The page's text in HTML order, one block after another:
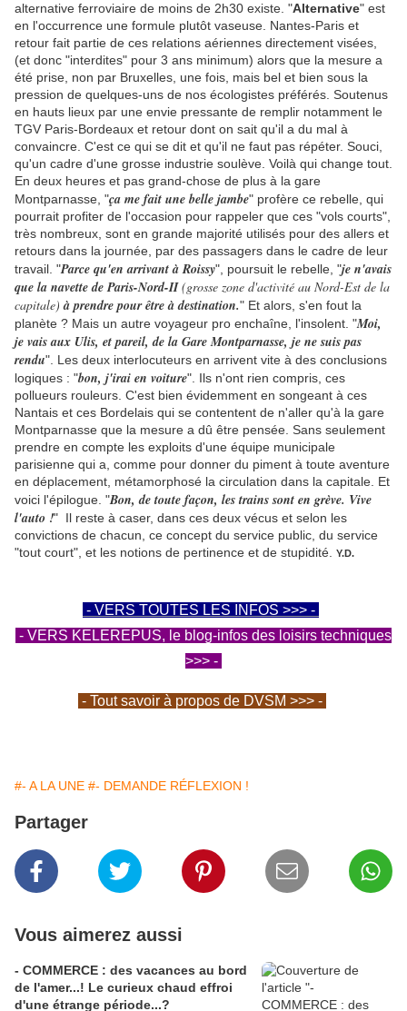
alternative ferroviaire de moins de 2h30 existe. "Alternative" est
en l'occurrence une formule plutôt vaseuse. Nantes-Paris et
retour fait partie de ces relations aériennes directement visées,
(et donc "interdites" pour 3 ans minimum) alors que la mesure a
été prise, non par Bruxelles, une fois, mais bel et bien sous la
pression de quelques-uns de nos écologistes préférés. Soutenus
en hauts lieux par une envie pressante de remplir notamment le
TGV Paris-Bordeaux et retour dont on sait qu'il a du mal à
convaincre. C'est ce qui se dit et qu'il ne faut pas répéter. Souci,
qu'un cadre d'une grosse industrie soulève. Voilà qui change tout.
En deux heures et pas grand-chose de plus à la gare
Montparnasse, "ça me fait une belle jambe" profère ce rebelle, qui
pourrait profiter de l'occasion pour rappeler que ces "vols courts",
très nombreux, sont en grande majorité utilisés pour des allers et
retours dans la journée, par des passagers dans le cadre de leur
travail. "Parce qu'en arrivant à Roissy", poursuit le rebelle, "je n'avais
que la navette de Paris-Nord-II(grosse zone d'activité au Nord-Est de la
capitale) à prendre pour être à destination." Et alors, s'en fout la
planète ? Mais un autre voyageur pro enchaîne, l'insolent. "Moi,
je vais aux Ulis, et pareil, de la Gare Montparnasse, je ne suis pas
rendu". Les deux interlocuteurs en arrivent vite à des conclusions
logiques : "bon, j'irai en voiture". Ils n'ont rien compris, ces
pollueurs rouleurs. C'est bien évidemment en songeant à ces
Nantais et ces Bordelais qui se contentent de n'aller qu'à la gare
Montparnasse que la mesure a dû être pensée. Sans seulement
prendre en compte les exploits d'une équipe municipale
parisienne qui a, comme pour donner du piment à toute aventure
en déplacement, métamorphosé la circulation dans la capitale. Et
voici l'épilogue. "Bon, de toute façon, les trains sont en grève. Vive
l'auto !" Il reste à caser, dans ces deux vécus et selon les
convictions de chacun, ce concept du service public, du service
"tout court", et les notions de pertinence et de stupidité.
Y.D.
- VERS TOUTES LES INFOS >>> -
- VERS KELEREPUS, le blog-infos des loisirs techniques
>>> -
- Tout savoir à propos de DVSM >>> -
#- A LA UNE #- DEMANDE RÉFLEXION !
Partager
Vous aimerez aussi
- COMMERCE : des vacances au bord
de l'amer...! Le curieux chaud effroi
d'une étrange période...?